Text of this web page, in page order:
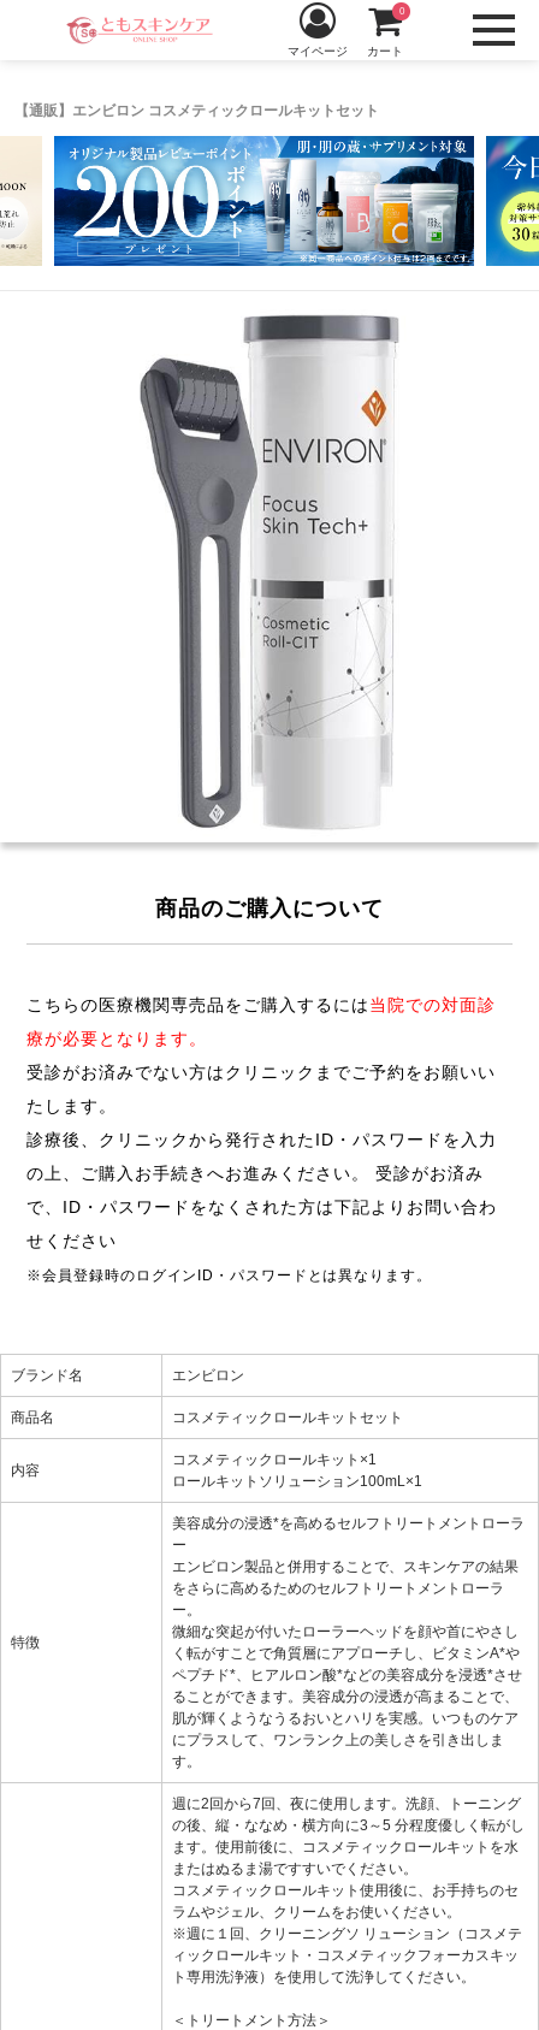
【通販】エンビロン コスメティックロールキットセット
マイページ カート
0
商品のご購入について
こちらの医療機関専売品をご購入するには当院での対面診
療が必要となります。
受診がお済みでない方はクリニックまでご予約をお願いい
たします。
診療後、クリニックから発行されたID・パスワードを入力
の上、ご購入お手続きへお進みください。 受診がお済み
で、ID・パスワードをなくされた方は下記よりお問い合わ
せください
※会員登録時のログインID・パスワードとは異なります。
ブランド名 エンビロン
商品名 コスメティックロールキットセット
内容
コスメティックロールキット×1
ロールキットソリューション100mL×1
特徴
美容成分の浸透*を高めるセルフトリートメントローラ
ー
エンビロン製品と併用することで、スキンケアの結果
をさらに高めるためのセルフトリートメントローラ
ー。
微細な突起が付いたローラーヘッドを顔や首にやさし
く転がすことで角質層にアプローチし、ビタミンA*や
ペプチド*、ヒアルロン酸*などの美容成分を浸透*させ
ることができます。美容成分の浸透が高まることで、
肌が輝くようなうるおいとハリを実感。いつものケア
にプラスして、ワンランク上の美しさを引き出しま
す。
週に2回から7回、夜に使用します。洗顔、トーニング
の後、縦・ななめ・横方向に3～5 分程度優しく転がし
ます。使用前後に、コスメティックロールキットを水
またはぬるま湯ですすいでください。
コスメティックロールキット使用後に、お手持ちのセ
ラムやジェル、クリームをお使いください。
※週に１回、クリーニングソ リューション（コスメテ
ィックロールキット・コスメティックフォーカスキッ
ト専用洗浄液）を使用して洗浄してください。
＜トリートメント方法＞